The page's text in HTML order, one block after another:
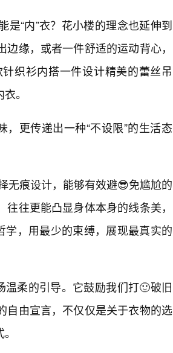
“内”衣？花小楼的理念也延伸到
缘，或者一件舒适的运动背心，
织衫内搭一件设计精美的蕾丝吊
。
，更传递出一种“不设限”的生活态
无痕设计，能够有效避😎免尴尬的
往更能凸显身体本身的线条美，
学，用最少的束缚，展现最真实的
温柔的引导。它鼓励我们打🙂破旧
自由宣言，不仅仅是关于衣物的选